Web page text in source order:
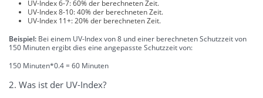
UV-Index 6-7: 60% der berechneten Zeit.
UV-Index 8-10: 40% der berechneten Zeit.
UV-Index 11+: 20% der berechneten Zeit.
Beispiel: Bei einem UV-Index von 8 und einer berechneten Schutzzeit von
150 Minuten ergibt dies eine angepasste Schutzzeit von:
150 Minuten*0.4 = 60 Minuten
2. Was ist der UV-Index?